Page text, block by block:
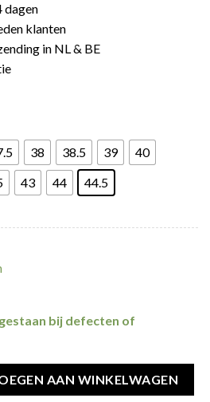
dagen
klanten
in NL & BE
38 38.5 39
40
43 44 44.5
bij defecten of
(W) aantalAAN WINKELWAGEN